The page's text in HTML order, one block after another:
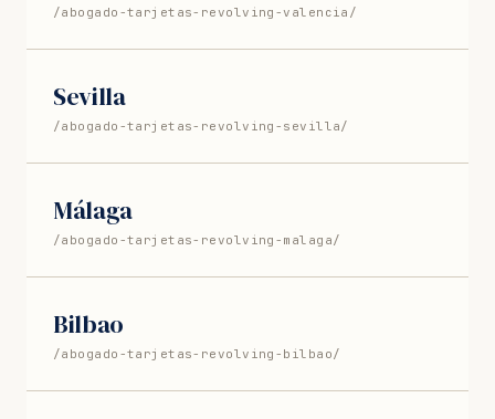
/abogado-tarjetas-revolving-valencia/
Sevilla
/abogado-tarjetas-revolving-sevilla/
Málaga
/abogado-tarjetas-revolving-malaga/
Bilbao
/abogado-tarjetas-revolving-bilbao/